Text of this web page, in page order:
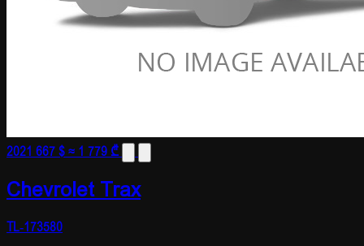
2021 667 $≈ 1 779 ₾
Chevrolet Trax
TL-173580